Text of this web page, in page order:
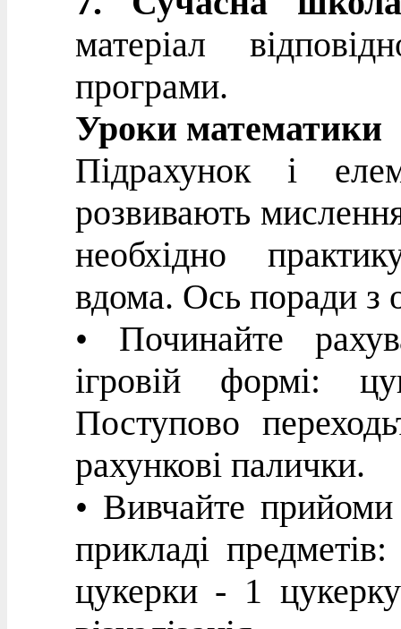
матеріал
програми.
Уроки математики
Підрахунок і
розвивають
необхідно
вдома. Ось поради з
• Починайте
ігровій формі:
Поступово
рахункові палички.
• Вивчайте прийоми
прикладі
цукерки - 1